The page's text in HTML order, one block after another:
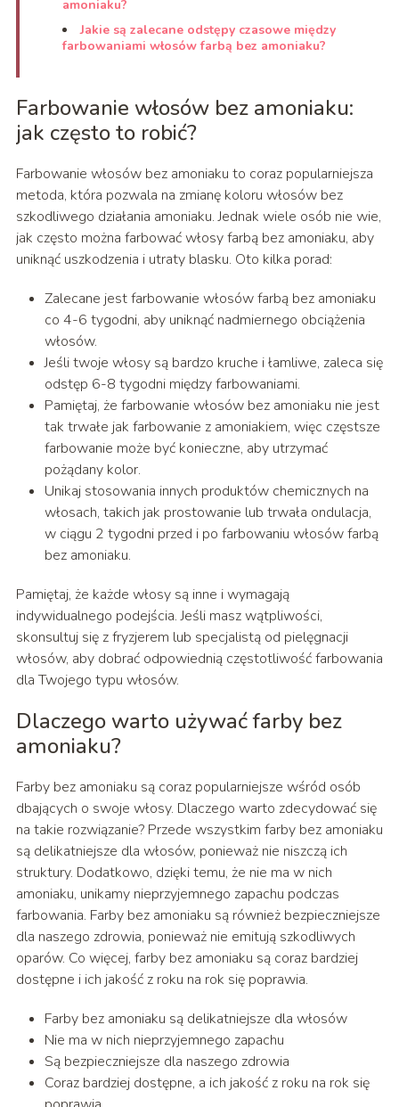
amoniaku?
Jakie są zalecane odstępy czasowe między
farbowaniami włosów farbą bez amoniaku?
Farbowanie włosów bez amoniaku:
jak często to robić?
Farbowanie włosów bez amoniaku to coraz popularniejsza
metoda, która pozwala na zmianę koloru włosów bez
szkodliwego działania amoniaku. Jednak wiele osób nie wie,
jak często można farbować włosy farbą bez amoniaku, aby
uniknąć uszkodzenia i utraty blasku. Oto kilka porad:
Zalecane jest farbowanie włosów farbą bez amoniaku
co 4-6 tygodni, aby uniknąć nadmiernego obciążenia
włosów.
Jeśli twoje włosy są bardzo kruche i łamliwe, zaleca się
odstęp 6-8 tygodni między farbowaniami.
Pamiętaj, że farbowanie włosów bez amoniaku nie jest
tak trwałe jak farbowanie z amoniakiem, więc częstsze
farbowanie może być konieczne, aby utrzymać
pożądany kolor.
Unikaj stosowania innych produktów chemicznych na
włosach, takich jak prostowanie lub trwała ondulacja,
w ciągu 2 tygodni przed i po farbowaniu włosów farbą
bez amoniaku.
Pamiętaj, że każde włosy są inne i wymagają
indywidualnego podejścia. Jeśli masz wątpliwości,
skonsultuj się z fryzjerem lub specjalistą od pielęgnacji
włosów, aby dobrać odpowiednią częstotliwość farbowania
dla Twojego typu włosów.
Dlaczego warto używać farby bez
amoniaku?
Farby bez amoniaku są coraz popularniejsze wśród osób
dbających o swoje włosy. Dlaczego warto zdecydować się
na takie rozwiązanie? Przede wszystkim farby bez amoniaku
są delikatniejsze dla włosów, ponieważ nie niszczą ich
struktury. Dodatkowo, dzięki temu, że nie ma w nich
amoniaku, unikamy nieprzyjemnego zapachu podczas
farbowania. Farby bez amoniaku są również bezpieczniejsze
dla naszego zdrowia, ponieważ nie emitują szkodliwych
oparów. Co więcej, farby bez amoniaku są coraz bardziej
dostępne i ich jakość z roku na rok się poprawia.
Farby bez amoniaku są delikatniejsze dla włosów
Nie ma w nich nieprzyjemnego zapachu
Są bezpieczniejsze dla naszego zdrowia
Coraz bardziej dostępne, a ich jakość z roku na rok się